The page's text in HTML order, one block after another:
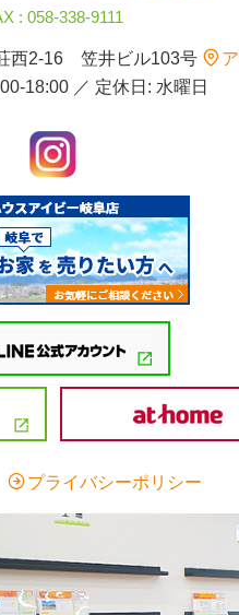
: 058-338-9111
西2-16 笠井ビル103号
18:00 ／ 定休日: 水曜日
プライバシーポリシー